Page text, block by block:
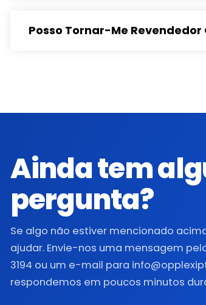
Posso Tornar-Me Revendedor
Ainda tem
pergunta?
Se algo não estiver mencionado
ajudar. Envie-nos uma mensagem
3194 ou um e-mail para
respondemos em poucos minutos